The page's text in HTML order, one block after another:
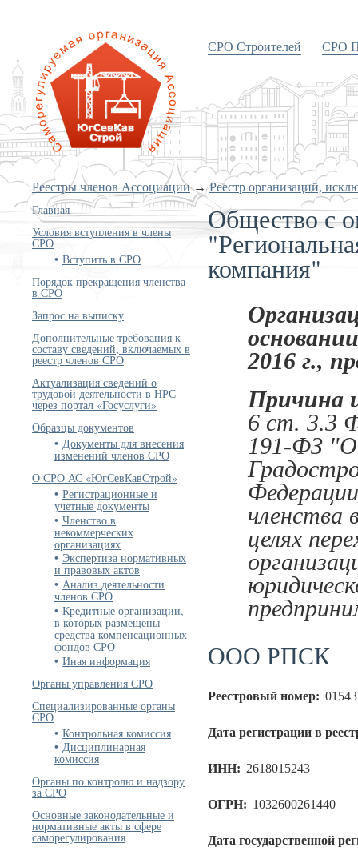
«Объединение строителей
Южного и Северо-Кавказского
округов»
СРО Строителей СРО
Реестры членов Ассоциации→Реестр организаций,
Главная
Условия вступления в члены
СРО
Вступить в СРО
Порядок прекращения членства
в СРО
Запрос на выписку
Дополнительные требования к
составу сведений, включаемых в
реестр членов СРО
Актуализация сведений о
трудовой деятельности в НРС
через портал «Госуслуги»
Образцы документов
Документы для внесения
изменений членов СРО
О СРО АС «ЮгСевКавСтрой»
Регистрационные и
учетные документы
Членство в
некоммерческих
организациях
Экспертиза нормативных
и правовых актов
Анализ деятельности
членов СРО
Кредитные организации,
в которых размещены
средства компенсационных
фондов СРО
Иная информация
Органы управления СРО
Специализированные органы
СРО
Контрольная комиссия
Дисциплинарная
комиссия
Органы по контролю и надзору
за СРО
Основные законодательные и
нормативные акты в сфере
саморегулирования
Общество с
компания"
2016 г.,
Причина
6 ст. 3.3
191-ФЗ "О
членства
целях
ООО РПСК
Реестровый номер: 01543
Дата регистрации в
ИНН: 2618015243
ОГРН: 1032600261440
Дата государственной